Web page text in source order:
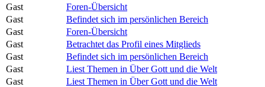
Gast
Foren-Übersicht
Gast
Befindet sich im persönlichen Bereich
Gast
Foren-Übersicht
Gast
Betrachtet das Profil eines Mitglieds
Gast
Befindet sich im persönlichen Bereich
Gast
Liest Themen in Über Gott und die Welt
Gast
Liest Themen in Über Gott und die Welt